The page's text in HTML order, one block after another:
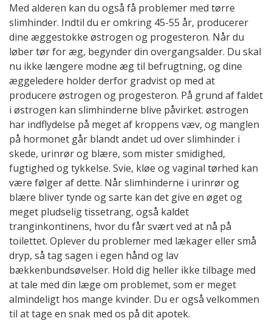
Med alderen kan du også få problemer med tørre
slimhinder. Indtil du er omkring 45-55 år, producerer
dine æggestokke østrogen og progesteron. Når du
løber tør for æg, begynder din overgangsalder. Du skal
nu ikke længere modne æg til befrugtning, og dine
æggeledere holder derfor gradvist op med at
producere østrogen og progesteron. På grund af faldet
i østrogen kan slimhinderne blive påvirket. østrogen
har indflydelse på meget af kroppens væv, og manglen
på hormonet går blandt andet ud over slimhinder i
skede, urinrør og blære, som mister smidighed,
fugtighed og tykkelse. Svie, kløe og vaginal tørhed kan
være følger af dette. Når slimhinderne i urinrør og
blære bliver tynde og sarte kan det give en øget og
meget pludselig tissetrang, også kaldet
tranginkontinens, hvor du får svært ved at nå på
toilettet. Oplever du problemer med lækager eller små
dryp, så tag sagen i egen hånd og lav
bækkenbundsøvelser. Hold dig heller ikke tilbage med
at tale med din læge om problemet, som er meget
almindeligt hos mange kvinder. Du er også velkommen
til at tage en snak med os på dit apotek.